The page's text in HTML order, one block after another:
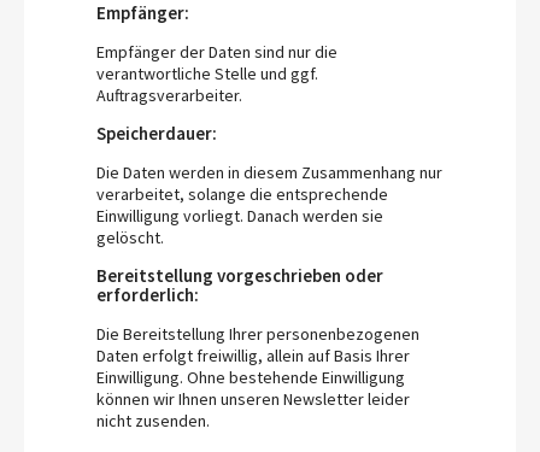
Empfänger:
Empfänger der Daten sind nur die
verantwortliche Stelle und ggf.
Auftragsverarbeiter.
Speicherdauer:
Die Daten werden in diesem Zusammenhang nur
verarbeitet, solange die entsprechende
Einwilligung vorliegt. Danach werden sie
gelöscht.
Bereitstellung vorgeschrieben oder
erforderlich:
Die Bereitstellung Ihrer personenbezogenen
Daten erfolgt freiwillig, allein auf Basis Ihrer
Einwilligung. Ohne bestehende Einwilligung
können wir Ihnen unseren Newsletter leider
nicht zusenden.